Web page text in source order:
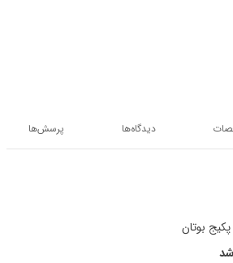
دیدگاه‌ها پرسش‌ها
پکیج بوتان